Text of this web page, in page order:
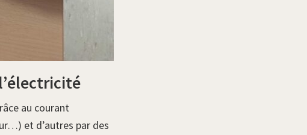
au courant
et d’autres par des